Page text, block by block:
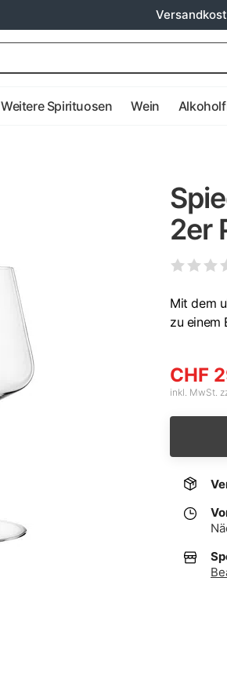
Weitere Spirituosen Wein
2er
Mit dem
zu einem
CHF
inkl. MwSt.